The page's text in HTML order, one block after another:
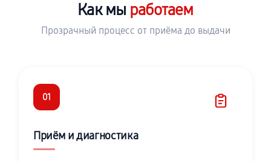
Как мы работаем
Прозрачный процесс от приёма до выдачи
01
Приём и диагностика